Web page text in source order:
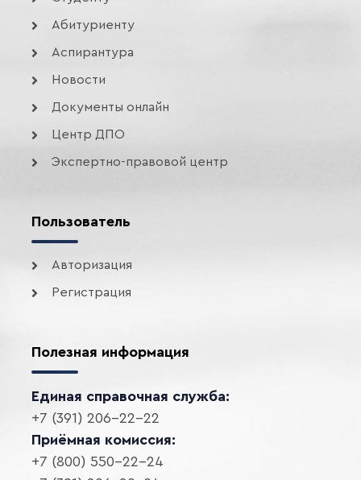
Абитуриенту
Аспирантура
Новости
Документы онлайн
Центр ДПО
Экспертно-правовой центр
Пользователь
Авторизация
Регистрация
Полезная информация
Единая справочная служба:
+7 (391) 206-22-22
Приёмная комиссия:
+7 (800) 550-22-24